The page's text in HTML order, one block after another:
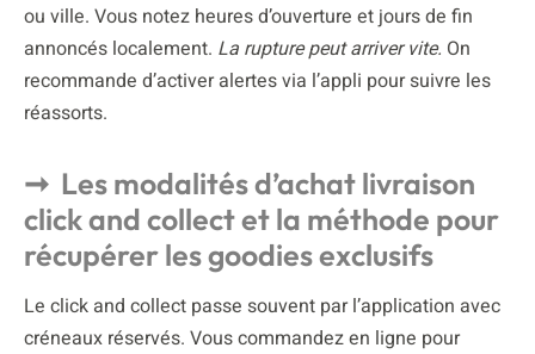
ou ville. Vous notez heures d’ouverture et jours de fin
annoncés localement. La rupture peut arriver vite. On
recommande d’activer alertes via l’appli pour suivre les
réassorts.
Les modalités d’achat livraison
click and collect et la méthode pour
récupérer les goodies exclusifs
Le click and collect passe souvent par l’application avec
créneaux réservés. Vous commandez en ligne pour